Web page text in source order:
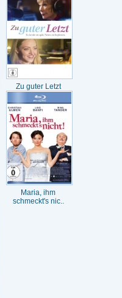
Zu guter Letzt
Maria, ihm
schmeckt's nic..